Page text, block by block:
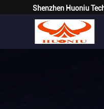
Shenzhen Huoniu